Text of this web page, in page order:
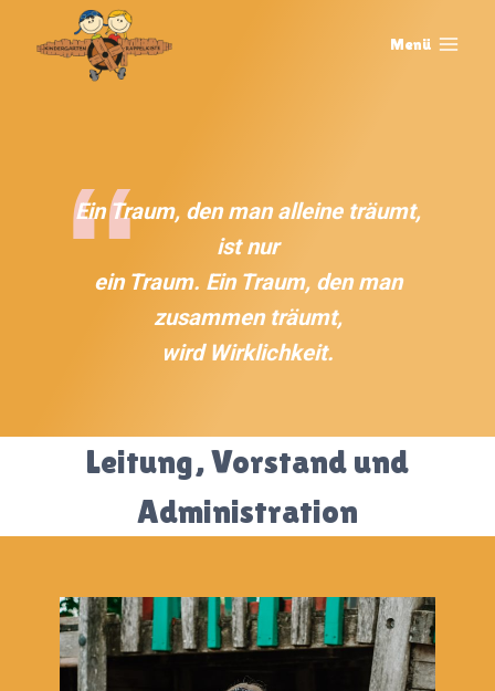
Inhalt
Menü
Ein Traum, den man alleine träumt,
ist nur
ein Traum. Ein Traum, den man
zusammen träumt,
wird Wirklichkeit.
Leitung, Vorstand und
Administration